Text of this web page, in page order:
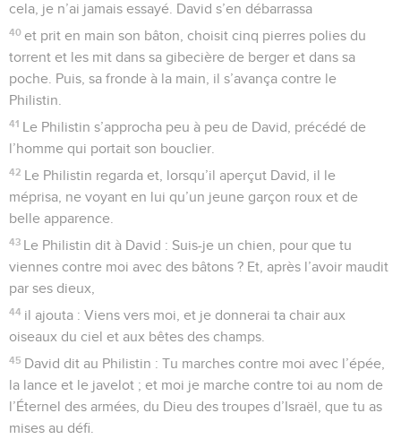
cela, je n’ai jamais essayé. David s’en débarrassa
40 et prit en main son bâton, choisit cinq pierres polies du
torrent et les mit dans sa gibecière de berger et dans sa
poche. Puis, sa fronde à la main, il s’avança contre le
Philistin.
41 Le Philistin s’approcha peu à peu de David, précédé de
l’homme qui portait son bouclier.
42 Le Philistin regarda et, lorsqu’il aperçut David, il le
méprisa, ne voyant en lui qu’un jeune garçon roux et de
belle apparence.
43 Le Philistin dit à David : Suis-je un chien, pour que tu
viennes contre moi avec des bâtons ? Et, après l’avoir maudit
par ses dieux,
44 il ajouta : Viens vers moi, et je donnerai ta chair aux
oiseaux du ciel et aux bêtes des champs.
45 David dit au Philistin : Tu marches contre moi avec l’épée,
la lance et le javelot ; et moi je marche contre toi au nom de
l’Éternel des armées, du Dieu des troupes d’Israël, que tu as
mises au défi.